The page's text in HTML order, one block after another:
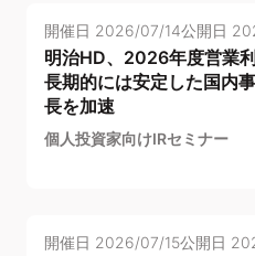
開催日 2026/07/14公開日
明治HD、2026年度営業
長期的には安定した国内
長を加速
個人投資家向けIRセミナー
開催日 2026/07/15公開日